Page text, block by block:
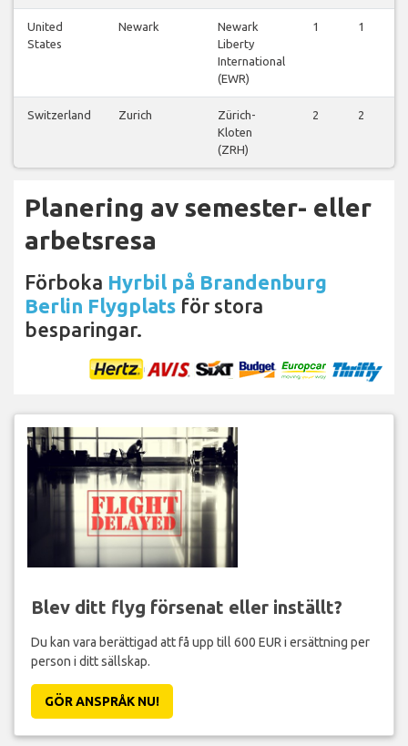
United
States
Newark
Newark
Liberty
International
(EWR)
1 1
Switzerland Zurich
Zürich-
Kloten
(ZRH)
2 2
Planering av semester- eller
arbetsresa
Förboka Hyrbil på Brandenburg
Berlin Flygplats för stora
besparingar.
Blev ditt flyg försenat eller inställt?
Du kan vara berättigad att få upp till 600 EUR i ersättning per
person i ditt sällskap.
GÖR ANSPRÅK NU!